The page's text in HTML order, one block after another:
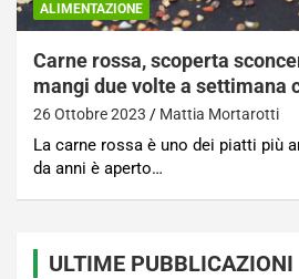
ALIMENTAZIONE
Carne rossa, scoperta
mangi due volte a settimana
26 Ottobre 2023 Mattia Mortarotti
La carne rossa è uno dei piatti più
da anni è aperto…
ULTIME PUBBLICAZIONI